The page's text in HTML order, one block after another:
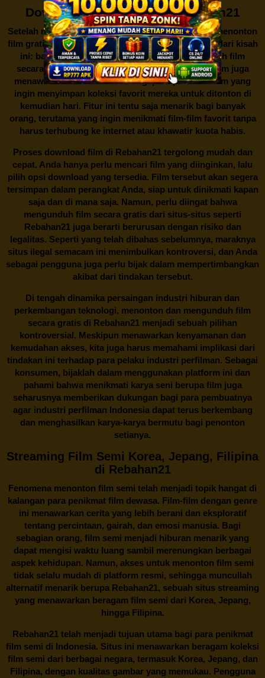
Download Film Gratis di Rebahan21
Setelah membahas tentang fenomena menariknya menonton
film gratis diRebahan21, kini mari telusuri sisi lain dari kisah
ini: bagaimana dengan peluang untuk mengunduh film
secara gratis di situs ini? Ternyata, Rebahan21 Film juga
menawarkan fitur download bagi para penikmat film yang
ingin menyimpan koleksi favorit mereka untuk ditonton di
kemudian hari. Fitur ini tentu saja menarik bagi banyak
orang, terutama yang ingin menikmati film-film favorit tanpa
harus terhubung ke internet atau khawatir kuota habis.
Proses download film di Rebahan21tergolong mudah dan
cepat. Anda hanya perlu mencari film yang diinginkan, lalu
pilih opsi download yang tersedia. Film tersebut akan segera
tersimpan dalam perangkat Anda, siap untuk dinikmati kapan
saja dan di mana saja. Namun, perlu diingat bahwa
mengunduh film secara gratis dari situs-situs seperti
Rebahan21 juga berarti berurusan dengan risiko dan
legalitas. Seperti yang telah dibahas sebelumnya, maraknya
situs ilegal semacam ini menimbulkan kontroversi, dan Anda
sebagai pengguna juga perlu bijak dalam mempertimbangkan
akibat dari tindakan tersebut.
Di tengah dinamika persaingan industri hiburan dan
perkembangan teknologi, menonton dan mengunduh film
secara gratis di Rebahan21 menjadi sebuah pilihan
kontroversial. Meskipun menawarkan kenyamanan dan
kemudahan akses, kita juga harus memahami implikasi dari
tindakan ini terhadap para pelaku industri perfilman. Sebagai
konsumen, bijaklah dalam menggunakan platform ini dan
pahami bahwa menikmati karya seni berupa film juga
seharusnya memberikan dukungan bagi para pembuatnya
agar industri perfilman Indonesia dapat terus berkembang
dan menghasilkan karya-karya bermutu bagi penonton
setianya.
Streaming Film Semi Korea, Jepang, Filipina
di Rebahan21
Fenomena menonton film semi telah menjadi topik hangat di
kalangan para penikmat film dewasa. Film-film dengan genre
ini menawarkan cerita yang lebih berani dan eksploratif
tentang percintaan, gairah, dan emosi manusia. Bagi
sebagian orang, film semi menjadi hiburan menarik yang
dapat mengisi waktu luang sambil merenungkan berbagai
aspek kehidupan. Namun, akses untuk menonton film semi
tidak selalu mudah di platform resmi, sehingga muncullah
alternatif menarik berupa Rebahan21, sebuah situs streaming
yang menawarkan beragam film semi dari Korea, Jepang,
hingga Filipina.
Rebahan21telah menjadi tujuan utama bagi para penikmat
film semi di Indonesia. Situs ini menawarkan beragam koleksi
film semi dari berbagai negara, termasuk Korea, Jepang, dan
Filipina, dengan kualitas gambar yang memukau. Pengguna